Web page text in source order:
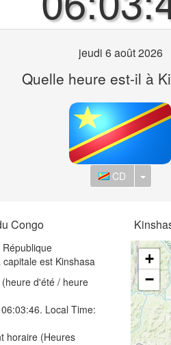
jeudi 6 août 2026
Quelle heure est-il à
CD
Congo
est Kinshasa
d'été / heure
06:03:46. Local Time:
horaire (Heures
+
−